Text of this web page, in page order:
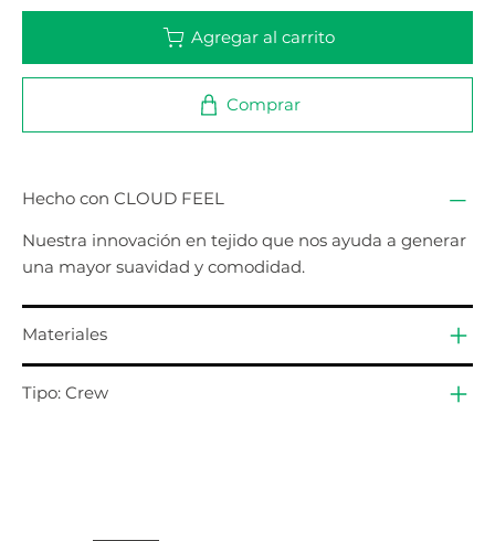
Agregar al carrito
Comprar
Hecho con CLOUD FEEL
Nuestra innovación en tejido que nos ayuda a generar
una mayor suavidad y comodidad.
Materiales
Tipo: Crew